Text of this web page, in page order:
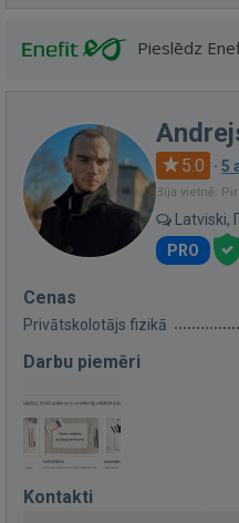
Pieslēdz
5.0 · 5
Bija vietnē:
Latviski,
PRO
Cenas
Privātskolotājs fizikā
Darbu piemēri
Kontakti